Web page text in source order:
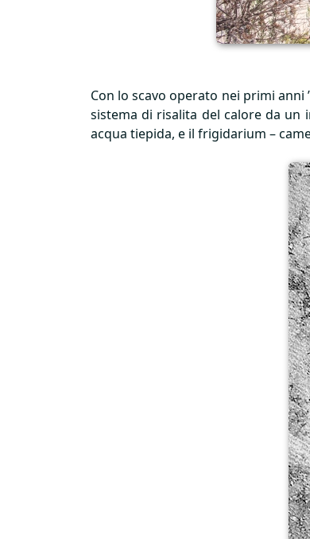
Con lo scavo operato nei primi
sistema di risalita del calore da
acqua tiepida, e il frigidarium –